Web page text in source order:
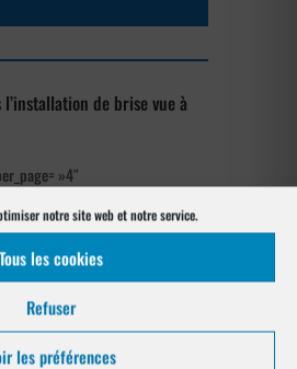
notre site web et notre service.
Tous les cookies
Refuser
les préférences
de brise vue à
»4″
utilisés